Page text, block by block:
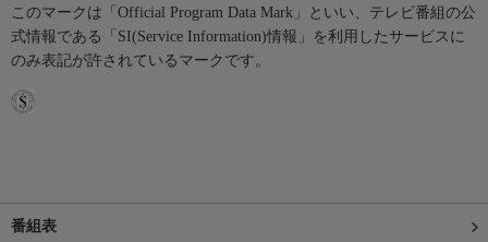
このマークは「Official Program Data Mark」といい、テレビ番組の公
式情報である「SI(Service Information)情報」を利用したサービスに
のみ表記が許されているマークです。
番組表